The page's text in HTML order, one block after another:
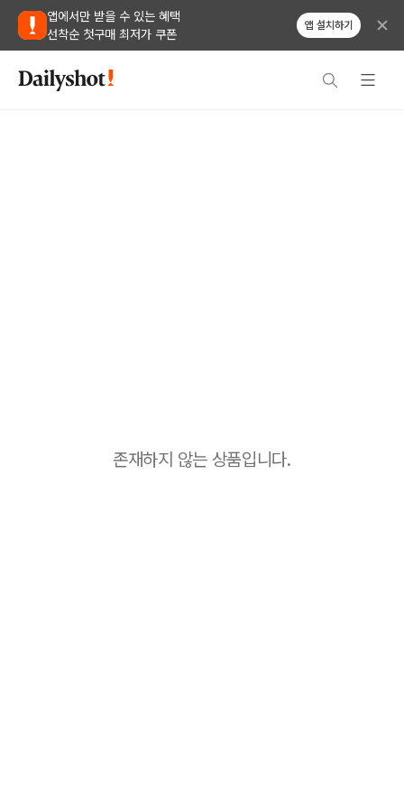
앱에서만 받을 수 있는 혜택
선착순 첫구매 최저가 쿠폰
앱 설치하기
존재하지 않는 상품입니다.